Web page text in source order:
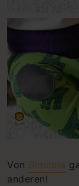
Von Simcola
anderen!